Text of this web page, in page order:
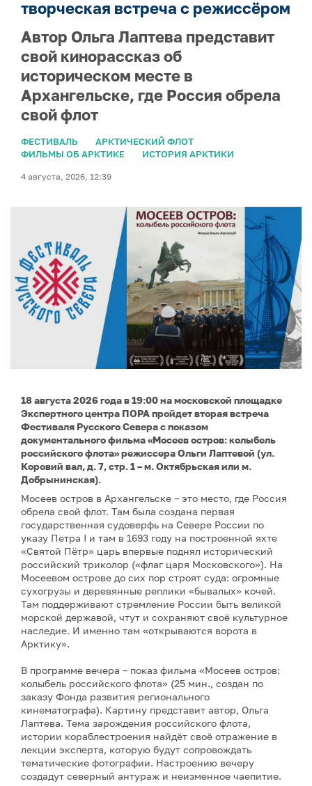
творческая встреча с режиссёром
Автор Ольга Лаптева представит
свой кинорассказ об
историческом месте в
Архангельске, где Россия обрела
свой флот
ФЕСТИВАЛЬ
АРКТИЧЕСКИЙ ФЛОТ
ФИЛЬМЫ ОБ АРКТИКЕ
ИСТОРИЯ АРКТИКИ
4 августа, 2026, 12:39
18 августа 2026 года в 19:00 на московской площадке
Экспертного центра ПОРА пройдет вторая встреча
Фестиваля Русского Севера с показом
документального фильма «Мосеев остров: колыбель
российского флота» режиссера Ольги Лаптевой (ул.
Коровий вал, д. 7, стр. 1 – м. Октябрьская или м.
Добрынинская).
Мосеев остров в Архангельске – это место, где Россия
обрела свой флот. Там была создана первая
государственная судоверфь на Севере России по
указу Петра I и там в 1693 году на построенной яхте
«Святой Пётр» царь впервые поднял исторический
российский триколор («флаг царя Московского»). На
Мосеевом острове до сих пор строят суда: огромные
сухогрузы и деревянные реплики «бывалых» кочей.
Там поддерживают стремление России быть великой
морской державой, чтут и сохраняют своё культурное
наследие. И именно там «открываются ворота в
Арктику».
В программе вечера – показ фильма «Мосеев остров:
колыбель российского флота» (25 мин., создан по
заказу Фонда развития регионального
кинематографа). Картину представит автор, Ольга
Лаптева. Тема зарождения российского флота,
истории кораблестроения найдёт своё отражение в
лекции эксперта, которую будут сопровождать
тематические фотографии. Настроению вечеру
создадут северный антураж и неизменное чаепитие.